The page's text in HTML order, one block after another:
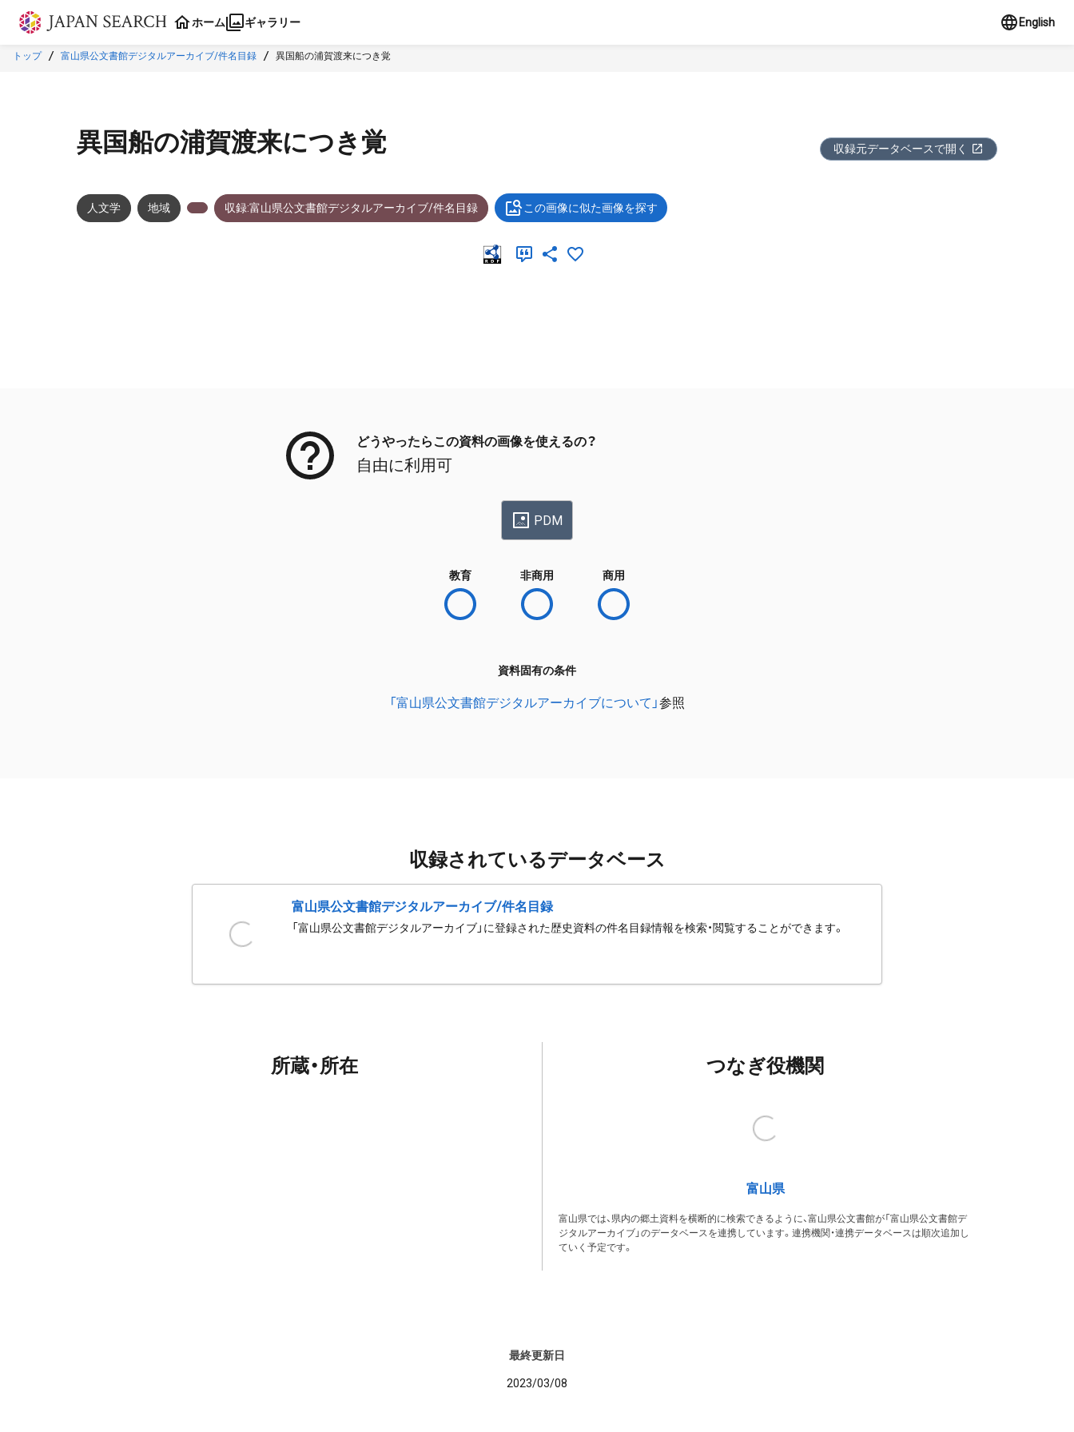
本文に飛ぶ
ホーム ギャラリー English
トップ 富山県公文書館デジタルアーカイブ/件名目録 異国船の浦賀渡来につき覚
異国船の浦賀渡来につき覚 収録元データベースで開く
人文学 地域 収録:富山県公文書館デジタルアーカイブ/件名目録 この画像に似た画像を探す
どうやったらこの資料の画像を使えるの？
自由に利用可
PDM
教育 非商用 商用
資料固有の条件
「富山県公文書館デジタルアーカイブについて」参照
収録されているデータベース
富山県公文書館デジタルアーカイブ/件名目録
「富山県公文書館デジタルアーカイブ」に登録された歴史資料の件名目録情報を検索・閲覧することができます。
所蔵・所在 つなぎ役機関
富山県
富山県では、県内の郷土資料を横断的に検索できるように、富山県公文書館が「富山県公文書館デ
ジタルアーカイブ」のデータベースを連携しています。連携機関・連携データベースは順次追加し
ていく予定です。
最終更新日
2023/03/08